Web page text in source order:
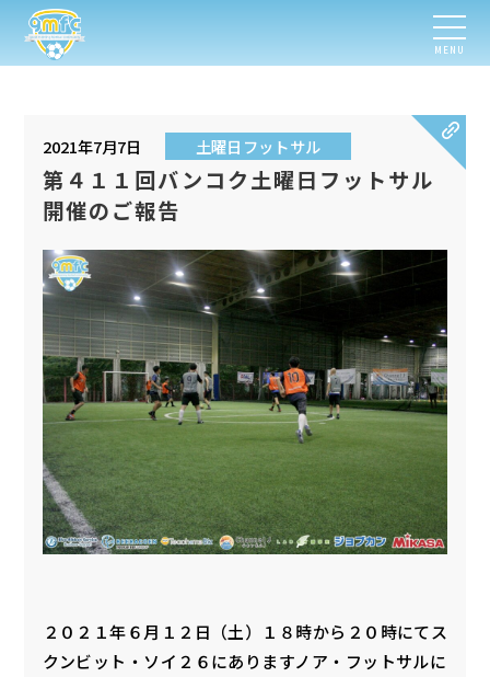
MENU
2021年7月7日 土曜日フットサル
第４１１回バンコク土曜日フットサル
開催のご報告
２０２１年６月１２日（土）１８時から２０時にてス
クンビット・ソイ２６にありますノア・フットサルに